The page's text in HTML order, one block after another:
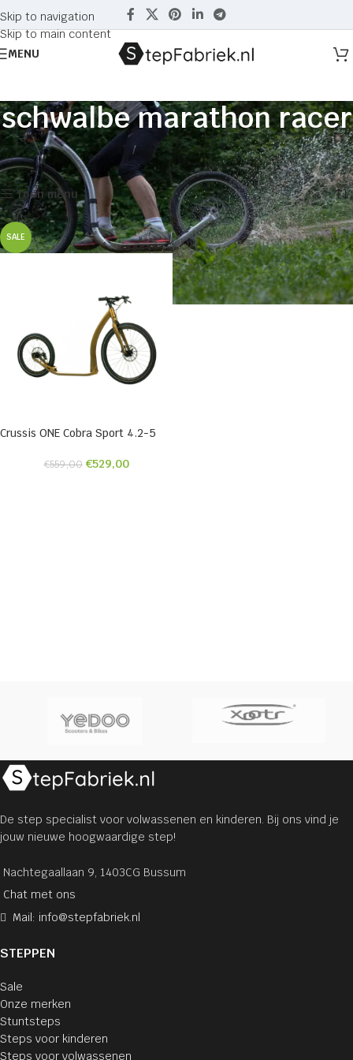
Skip to navigation
Skip to main content
MENU
schwalbe marathon racer
Home Producten getagged “schwalbe marathon racer”
Enig resultaat
Toon menu
SALE
Crussis ONE Cobra Sport 4.2-5
€559,00 €529,00
De step specialist voor volwassenen en kinderen. Bij ons vind je
jouw nieuwe hoogwaardige step!
Nachtegaallaan 9, 1403CG Bussum
Chat met ons
Mail: info@stepfabriek.nl
STEPPEN
Sale
Onze merken
Stuntsteps
Steps voor kinderen
Steps voor volwassenen